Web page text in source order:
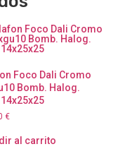
Foco Dali Cromo
Bomb. Halog.
€
al carrito